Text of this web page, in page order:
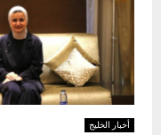
أخبار الخليج